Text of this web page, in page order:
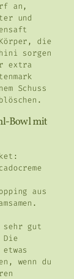
an,
und
die
sorgen
extra
Schuss
Bowl mit
aus
gut
wenn du